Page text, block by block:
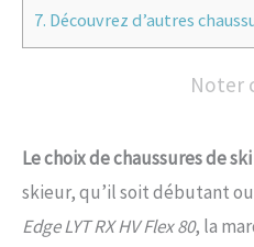
7. Découvrez d’autres
Noter
Le choix de chaussures de
skieur, qu’il soit débutant
Edge LYT RX HV Flex 80, la